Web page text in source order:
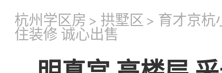
杭州学区房 > 拱墅区 > 育才京杭
住装修 诚心出售